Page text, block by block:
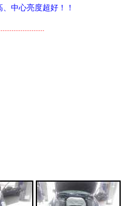
中心亮度超好！！